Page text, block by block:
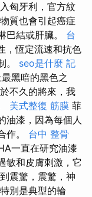
匈牙利，官方紋
質也會引起癌症
巴結或肝臟。 台
，恆定流速和抗色
。 seo是什麼 記
黑暗的黑色之
不久的將來，我
美式整復 筋膜 菲
油漆，因為每個人
作。 台中 整骨
一直在研究油漆
敏和皮膚刺激，它
震驚，震驚，神
別是典型的輪